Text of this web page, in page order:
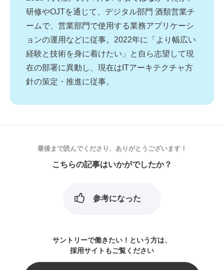
研修やOJTを通じて、デジタル部門 酒類営業チ
ームで、営業部門で使用する業務アプリケーシ
ョンの運用などに従事。2022年に「より幅広い
経験と技術を身に着けたい」と自ら志望して現
在の部署に異動し、現在はITアーキテクチャ方
針の策定・推進に従事。
最後まで読んでくださり、ありがとうございます！
こちらの記事はいかがでしたか？
参考になった
サントリーで働きたい！という方は、
採用サイトもご覧ください